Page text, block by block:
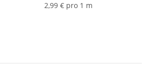
2,99 € pro 1 m